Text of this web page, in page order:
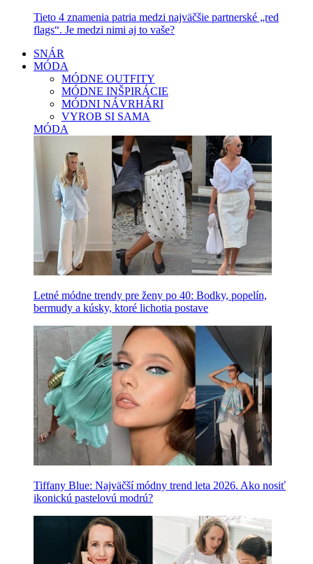
Tieto 4 znamenia patria medzi najväčšie partnerské „red
flags“. Je medzi nimi aj to vaše?
SNÁR
MÓDA
MÓDNE OUTFITY
MÓDNE INŠPIRÁCIE
MÓDNI NÁVRHÁRI
VYROB SI SAMA
MÓDA
Letné módne trendy pre ženy po 40: Bodky, popelín,
bermudy a kúsky, ktoré lichotia postave
Tiffany Blue: Najväčší módny trend leta 2026. Ako nosiť
ikonickú pastelovú modrú?